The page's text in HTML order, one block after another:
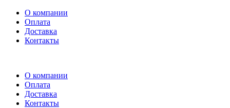
О компании
Оплата
Доставка
Контакты
О компании
Оплата
Доставка
Контакты